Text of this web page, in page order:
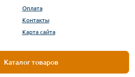
Оплата
Контакты
Карта сайта
Каталог товаров